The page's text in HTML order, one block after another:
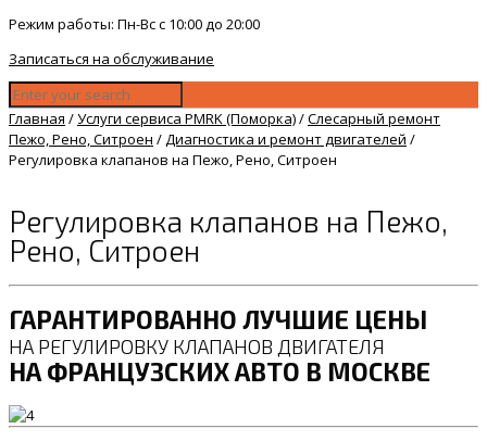
Режим работы: Пн-Вс с 10:00 до 20:00
Записаться на обслуживание
Главная /Услуги сервиса PMRK (Поморка)/Слесарный ремонт
Пежо, Рено, Ситроен /Диагностика и ремонт двигателей /
Регулировка клапанов на Пежо, Рено, Ситроен
Регулировка клапанов на Пежо,
Рено, Ситроен
ГАРАНТИРОВАННО ЛУЧШИЕ ЦЕНЫ
НА РЕГУЛИРОВКУ КЛАПАНОВ ДВИГАТЕЛЯ
НА ФРАНЦУЗСКИХ АВТО В МОСКВЕ